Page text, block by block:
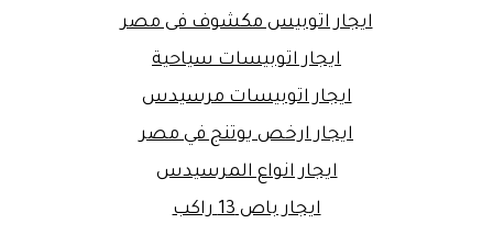
ايجار اتوبيس مكشوف فى مصر
ايجار اتوبيسات سياحية
ايجار اتوبيسات مرسيدس
ايجار ارخص يوتنج في مصر
ايجار انواع المرسيدس
ايجار باص 13 راكب